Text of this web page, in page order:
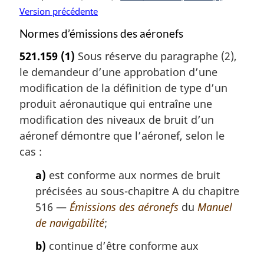
Version précédente
Normes d’émissions des aéronefs
521.159 (1) Sous réserve du paragraphe (2),
le demandeur d’une approbation d’une
modification de la définition de type d’un
produit aéronautique qui entraîne une
modification des niveaux de bruit d’un
aéronef démontre que l’aéronef, selon le
cas :
a) est conforme aux normes de bruit
précisées au sous-chapitre A du chapitre
516 — Émissions des aéronefs du Manuel
de navigabilité;
b) continue d’être conforme aux